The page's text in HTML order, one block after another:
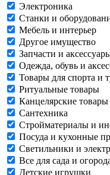
Электроника
Станки и
Мебель и интерьер
Другое имущество
Запчасти и
Одежда, обувь и
Товары для спорта и
Ритуальные товары
Канцелярские товары
Сантехника
Стройматериалы и
Посуда и кухонные
Светильники и
Все для сада и
Детские игрушки